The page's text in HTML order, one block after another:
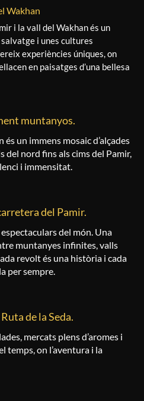
Wakhan
i la vall del Wakhan és un
i unes cultures
experiències úniques, on
en paisatges d’una bellesa
muntanyos.
un immens mosaic d’alçades
del nord fins als cims del Pamir,
i immensitat.
del Pamir.
del món. Una
muntanyes infinites, valls
revolt és una història i cada
per sempre.
de la Seda.
mercats plens d’aromes i
temps, on l’aventura i la